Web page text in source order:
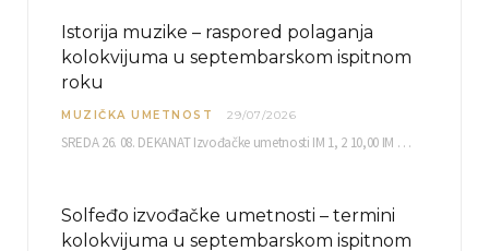
Istorija muzike – raspored polaganja
kolokvijuma u septembarskom ispitnom
roku
MUZIČKA UMETNOST 29/07/2026
SREDA 26. 08. DEKANAT Izvođačke umetnosti IM 1, 2 10,00 IM 3, 4 10,30 IM…
Solfeđo izvođačke umetnosti – termini
kolokvijuma u septembarskom ispitnom